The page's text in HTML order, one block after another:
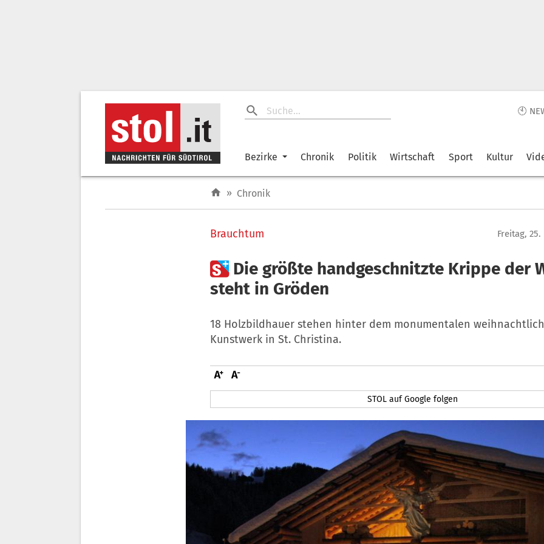
🕙
Bezirke Chronik Politik Wirtschaft Sport Kultur
» Chronik
Brauchtum Freitag,
 Die größte handgeschnitzte Krippe der
steht in Gröden
18 Holzbildhauer stehen hinter dem monumentalen
Kunstwerk in St. Christina.
STOL auf Google folgen